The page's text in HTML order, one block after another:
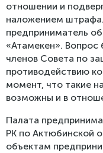
отношении и
наложением
предприниматель
«Атамекен».
членов Совета по
противодействию
момент, что такие
возможны и в
Палата
РК по Актюбинской
объектам